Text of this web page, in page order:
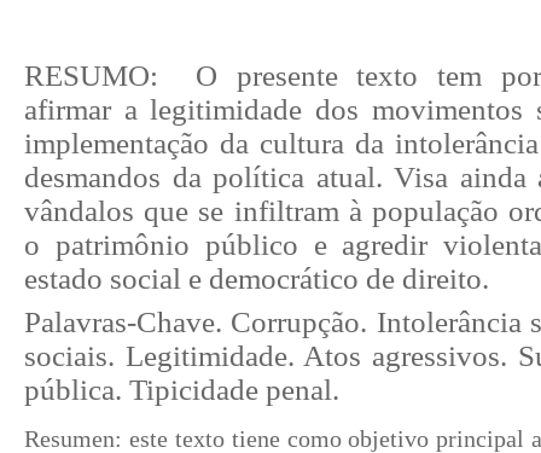
RESUMO: O presente texto tem
afirmar a legitimidade dos movimentos
implementação da cultura da
desmandos da política atual. Visa ainda
vândalos que se infiltram à população
o patrimônio público e agredir
estado social e democrático de direito.
Palavras-Chave. Corrupção. Intolerância
sociais. Legitimidade. Atos agressivos.
pública. Tipicidade penal.
Resumen: este texto tiene como objetivo principal